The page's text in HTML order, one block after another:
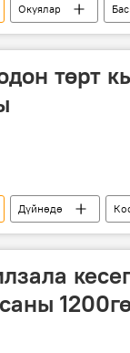
Окуялар
жер титирөө
төрт
Дүйнөдө
зилзала